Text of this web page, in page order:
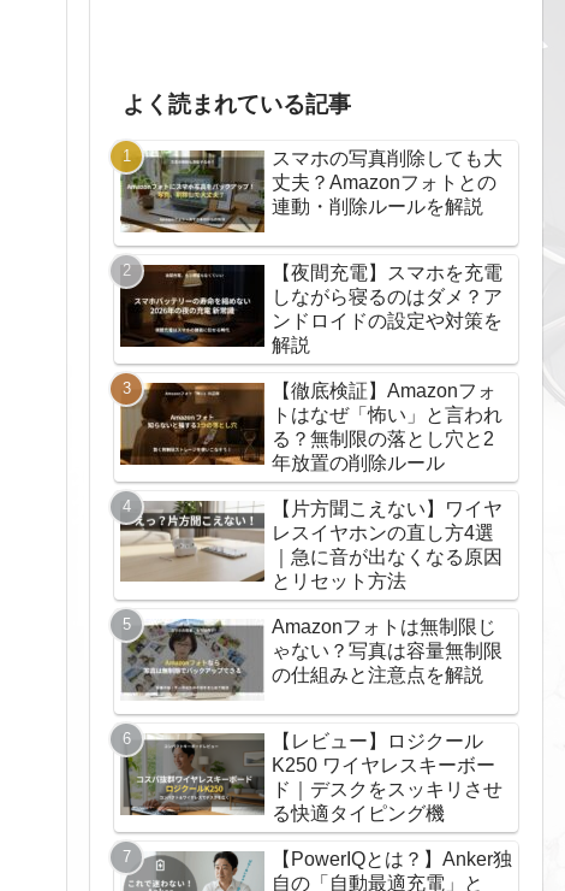
よく読まれている記事
スマホの写真削除しても大
丈夫？Amazonフォトとの
連動・削除ルールを解説
【夜間充電】スマホを充電
しながら寝るのはダメ？ア
ンドロイドの設定や対策を
解説
【徹底検証】Amazonフォ
トはなぜ「怖い」と言われ
る？無制限の落とし穴と2
年放置の削除ルール
【片方聞こえない】ワイヤ
レスイヤホンの直し方4選
｜急に音が出なくなる原因
とリセット方法
Amazonフォトは無制限じ
ゃない？写真は容量無制限
の仕組みと注意点を解説
【レビュー】ロジクール
K250 ワイヤレスキーボー
ド｜デスクをスッキリさせ
る快適タイピング機
【PowerIQとは？】Anker独
自の「自動最適充電」と